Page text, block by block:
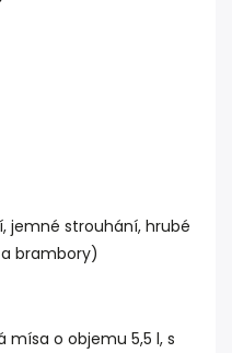
jemné strouhání, hrubé
brambory)
mísa o objemu 5,5 l, s